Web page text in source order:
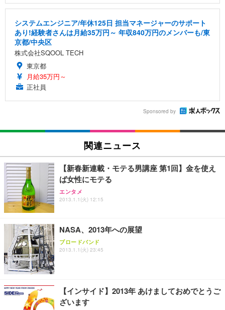
システムエンジニア/年休125日 担当マネージャーのサポート
あり!経験者さんは月給35万円～ 年収840万円のメンバーも/東
京都/中央区
株式会社SQOOL TECH
東京都
月給35万円～
正社員
Sponsored by
関連ニュース
【新春新連載・モテる男講座 第1回】金を使え
ば女性にモテる
エンタメ
2013.1.1(火) 12:15
NASA、2013年への展望
ブロードバンド
2013.1.1(火) 23:45
【インサイド】2013年 あけましておめでとうご
ざいます